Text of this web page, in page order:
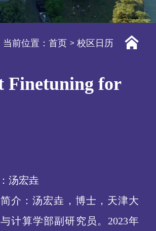
当前位置：首页 校区日历
Finetuning for
汤宏垚
介：汤宏垚，博士，天津大
计算学部副研究员。2023年